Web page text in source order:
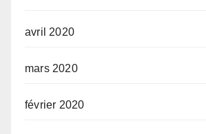
avril 2020
mars 2020
février 2020